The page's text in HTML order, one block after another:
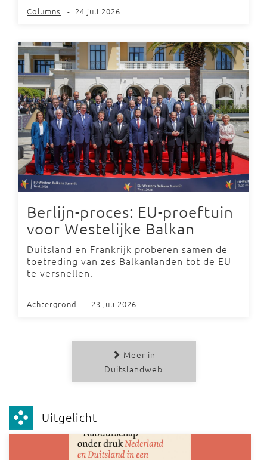
Columns - 24 juli 2026
Berlijn-proces: EU-proeftuin
voor Westelijke Balkan
Duitsland en Frankrijk proberen samen de
toetreding van zes Balkanlanden tot de EU
te versnellen.
Achtergrond - 23 juli 2026
Meer in
Duitslandweb
Uitgelicht